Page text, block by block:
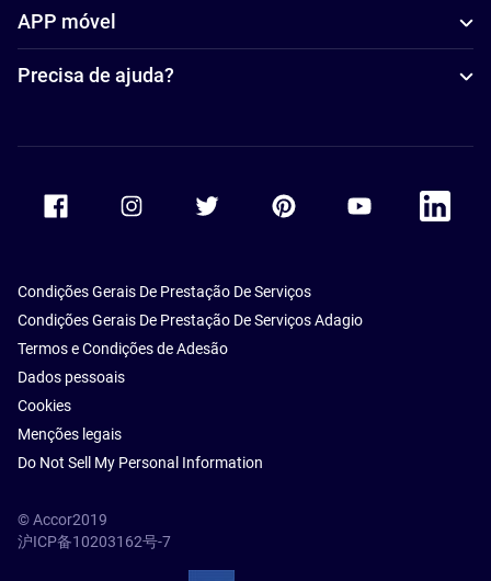
APP móvel
Precisa de ajuda?
Accor Youtube
Accor
Condições Gerais De Prestação De Serviços
Condições Gerais De Prestação De Serviços Adagio
Termos e Condições de Adesão
Dados pessoais
Cookies
Menções legais
Do Not Sell My Personal Information
© Accor2019
沪ICP备10203162号-7